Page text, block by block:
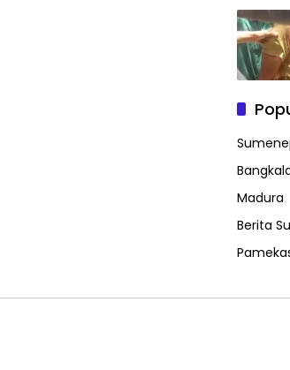
Madura
Berita